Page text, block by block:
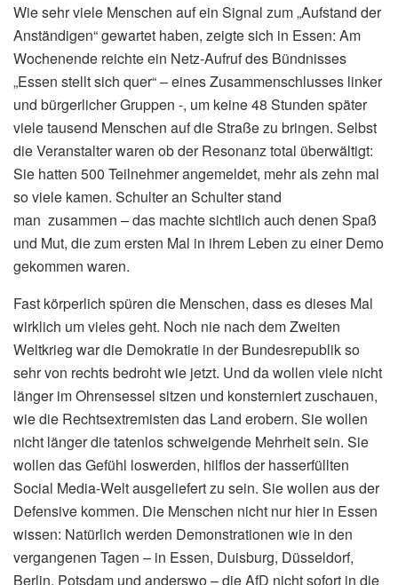
Wie sehr viele Menschen auf ein Signal zum „Aufstand der
Anständigen“ gewartet haben, zeigte sich in Essen: Am
Wochenende reichte ein Netz-Aufruf des Bündnisses
„Essen stellt sich quer“ – eines Zusammenschlusses linker
und bürgerlicher Gruppen -, um keine 48 Stunden später
viele tausend Menschen auf die Straße zu bringen. Selbst
die Veranstalter waren ob der Resonanz total überwältigt:
Sie hatten 500 Teilnehmer angemeldet, mehr als zehn mal
so viele kamen. Schulter an Schulter stand
man zusammen – das machte sichtlich auch denen Spaß
und Mut, die zum ersten Mal in ihrem Leben zu einer Demo
gekommen waren.
Fast körperlich spüren die Menschen, dass es dieses Mal
wirklich um vieles geht. Noch nie nach dem Zweiten
Weltkrieg war die Demokratie in der Bundesrepublik so
sehr von rechts bedroht wie jetzt. Und da wollen viele nicht
länger im Ohrensessel sitzen und konsterniert zuschauen,
wie die Rechtsextremisten das Land erobern. Sie wollen
nicht länger die tatenlos schweigende Mehrheit sein. Sie
wollen das Gefühl loswerden, hilflos der hasserfüllten
Social Media-Welt ausgeliefert zu sein. Sie wollen aus der
Defensive kommen. Die Menschen nicht nur hier in Essen
wissen: Natürlich werden Demonstrationen wie in den
vergangenen Tagen – in Essen, Duisburg, Düsseldorf,
Berlin, Potsdam und anderswo – die AfD nicht sofort in die